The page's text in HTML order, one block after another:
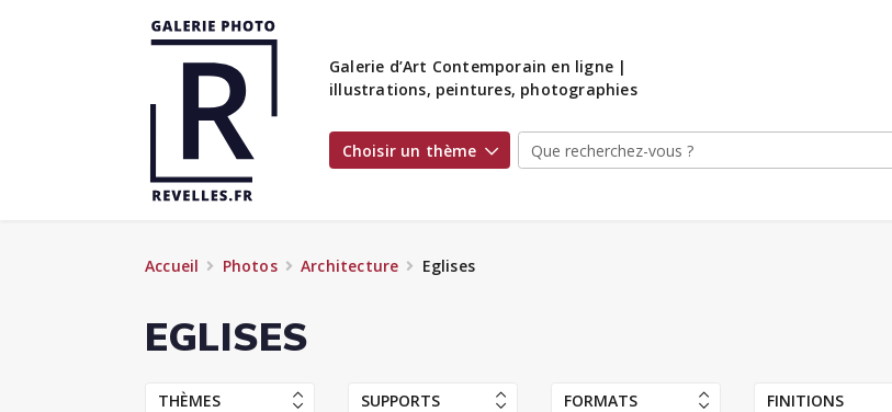
Galerie d’Art Contemporain en ligne |
illustrations, peintures, photographies
Choisir un thème
Accueil Photos Architecture Eglises
EGLISES
THÈMES SUPPORTS FORMATS FINITIONS